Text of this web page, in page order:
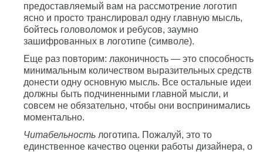
предоставляемый вам на рассмотрение логотип
ясно и просто транслировал одну главную мысль,
бойтесь головоломок и ребусов, заумно
зашифрованных в логотипе (символе).
Еще раз повторим: лаконичность — это способность
минимальным количеством выразительных средств
донести одну основную мысль. Все остальные идеи
должны быть подчиненными главной мысли, и
совсем не обязательно, чтобы они воспринимались
моментально.
Читабельность логотипа. Пожалуй, это то
единственное качество оценки работы дизайнера, о